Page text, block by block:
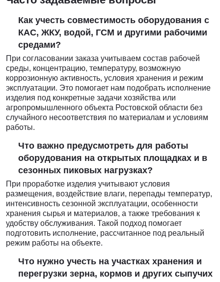
Как учесть совместимость оборудования с
КАС, ЖКУ, водой, ГСМ и другими рабочими
средами?
При согласовании заказа учитываем состав рабочей
среды, концентрацию, температуру, возможную
коррозионную активность, условия хранения и режим
эксплуатации. Это помогает нам подобрать исполнение
изделия под конкретные задачи хозяйства или
агропромышленного объекта Ростовской области без
случайного несоответствия по материалам и условиям
работы.
Что важно предусмотреть для работы
оборудования на открытых площадках и в
сезонных пиковых нагрузках?
При проработке изделия учитывают условия
размещения, воздействие влаги, перепады температур,
интенсивность сезонной эксплуатации, особенности
хранения сырья и материалов, а также требования к
удобству обслуживания. Такой подход помогает
подготовить исполнение, рассчитанное под реальный
режим работы на объекте.
Что нужно учесть на участках хранения и
перегрузки зерна, кормов и других сыпучих